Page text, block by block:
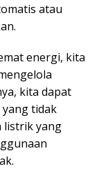
atau
energi, kita
kita dapat
tidak
listrik yang